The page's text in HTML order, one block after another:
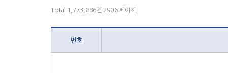
Total 1,773,886건 2906 페이지
번호